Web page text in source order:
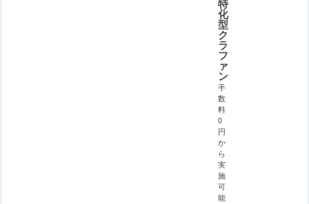
特
化
型
ク
ラ
フ
ァ
ン
手
数
料
0
円
か
ら
実
施
可
能